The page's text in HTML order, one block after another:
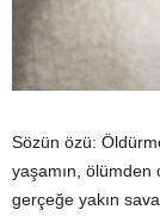
Sözün özü:
yaşamın, ölümden
gerçeğe yakın